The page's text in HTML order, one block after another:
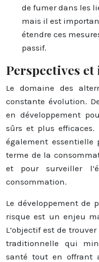
de fumer dans les
mais il est
étendre ces
passif.
Perspectives
Le domaine des
constante évolution.
en développement
sûrs et plus efficaces.
également
terme de la
et pour surveiller
consommation.
Le développement de
risque est un enjeu
L’objectif est de
traditionnelle qui
santé tout en offrant